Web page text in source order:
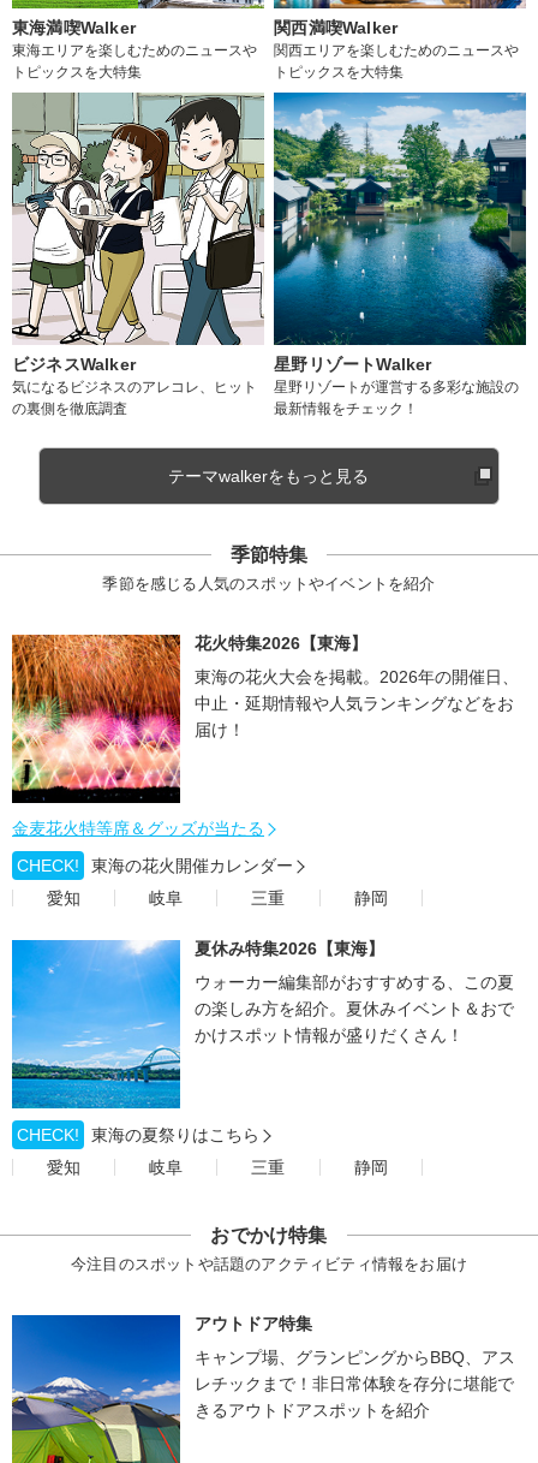
東海満喫Walker
東海エリアを楽しむためのニュースや
トピックスを大特集
関西満喫Walker
関西エリアを楽しむためのニュースや
トピックスを大特集
ビジネスWalker
気になるビジネスのアレコレ、ヒット
の裏側を徹底調査
星野リゾートWalker
星野リゾートが運営する多彩な施設の
最新情報をチェック！
テーマwalkerをもっと見る
季節特集
季節を感じる人気のスポットやイベントを紹介
花火特集2026【東海】
東海の花火大会を掲載。2026年の開催日、
中止・延期情報や人気ランキングなどをお
届け！
金麦花火特等席＆グッズが当たる
CHECK!
東海の花火開催カレンダー
愛知
岐阜 三重 静岡
夏休み特集2026【東海】
ウォーカー編集部がおすすめする、この夏
の楽しみ方を紹介。夏休みイベント＆おで
かけスポット情報が盛りだくさん！
CHECK!
東海の夏祭りはこちら
愛知
岐阜 三重 静岡
おでかけ特集
今注目のスポットや話題のアクティビティ情報をお届け
アウトドア特集
キャンプ場、グランピングからBBQ、アス
レチックまで！非日常体験を存分に堪能で
きるアウトドアスポットを紹介